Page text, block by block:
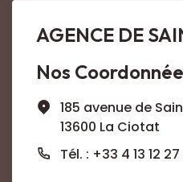
AGENCE DE
Nos
185 avenue de
13600 La Ciotat
Tél. : +33 4 13 12